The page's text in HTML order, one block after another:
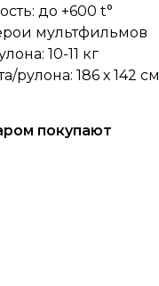
до +600 t°
мультфильмов
10-11 кг
рулона: 186 х 142 см
покупают